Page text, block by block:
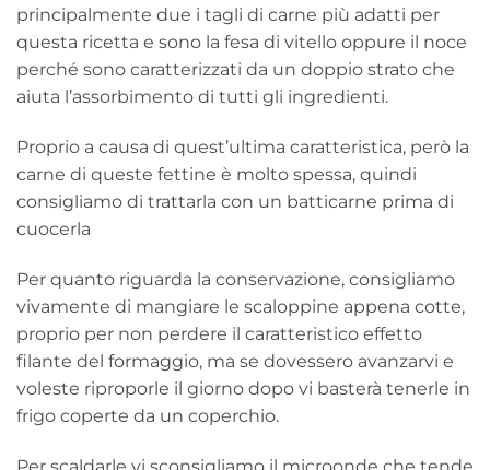
principalmente due i tagli di carne più adatti per
questa ricetta e sono la fesa di vitello oppure il noce
perché sono caratterizzati da un doppio strato che
aiuta l’assorbimento di tutti gli ingredienti.
Proprio a causa di quest’ultima caratteristica, però la
carne di queste fettine è molto spessa, quindi
consigliamo di trattarla con un batticarne prima di
cuocerla
Per quanto riguarda la conservazione, consigliamo
vivamente di mangiare le scaloppine appena cotte,
proprio per non perdere il caratteristico effetto
filante del formaggio, ma se dovessero avanzarvi e
voleste riproporle il giorno dopo vi basterà tenerle in
frigo coperte da un coperchio.